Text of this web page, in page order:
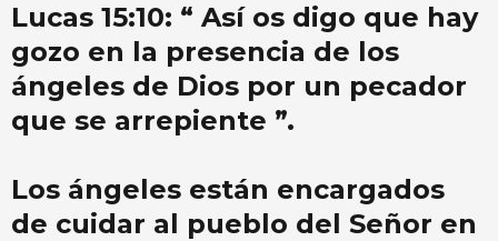
Lucas 15:10: “ Así os digo que hay
gozo en la presencia de los
ángeles de Dios por un pecador
que se arrepiente ”.
Los ángeles están encargados
de cuidar al pueblo del Señor en